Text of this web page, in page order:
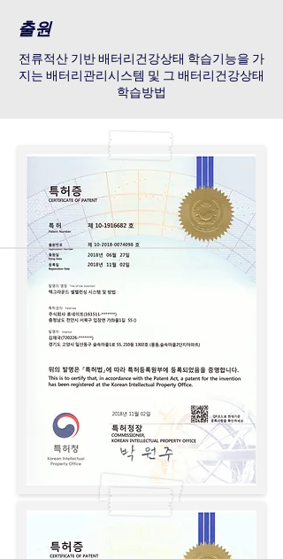
출원
전류적산 기반 배터리건강상태 학습기능을 가
지는 배터리관리시스템 및 그 배터리건강상태
학습방법